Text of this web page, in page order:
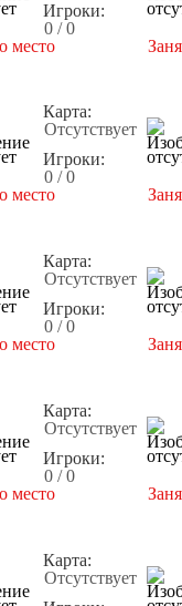
Игроки:
0 / 0
место
Карта:
Отсутствует
Игроки:
0 / 0
место
Карта:
Отсутствует
Игроки:
0 / 0
место
Карта:
Отсутствует
Игроки:
0 / 0
место
Карта:
Отсутствует